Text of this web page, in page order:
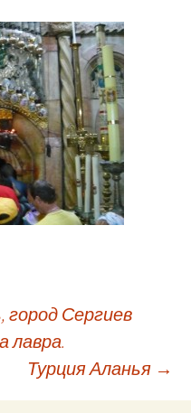
город Сергиев
лавра.
Турция Аланья →